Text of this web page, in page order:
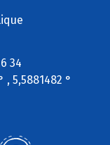
34
, 5,5881482 °